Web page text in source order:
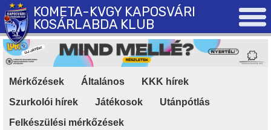
KOMETA-KVGY KAPOSVÁRI
KOSÁRLABDA KLUB
Mérkőzések Általános KKK hírek
Szurkolói hírek
Játékosok Utánpótlás
Felkészülési mérkőzések